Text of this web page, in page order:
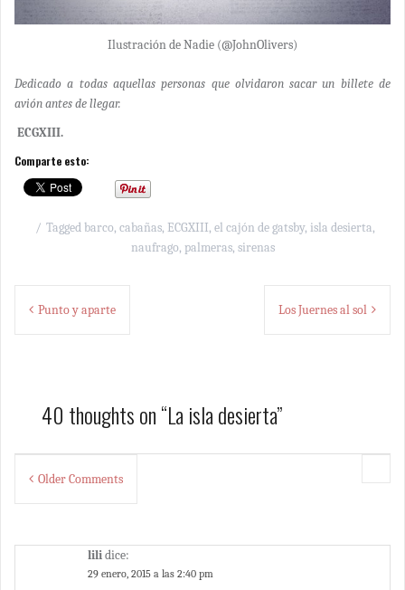
Ilustración de Nadie (@JohnOlivers)
Dedicado a todas aquellas personas que olvidaron sacar un billete de
avión antes de llegar.
ECGXIII.
Comparte esto:
Taggedbarco, cabañas, ECGXIII, el cajón de gatsby, isla desierta,
naufrago, palmeras, sirenas
Navegación
de Punto y aparte Los Juernes al sol
40 thoughts on “La isla desierta”
Comment
navigation
Older Comments
lilidice:
29 enero, 2015 a las 2:40 pm